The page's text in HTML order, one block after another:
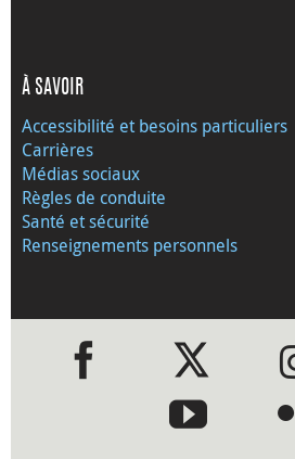
À SAVOIR
Accessibilité et besoins particuliers
Carrières
Médias sociaux
Règles de conduite
Santé et sécurité
Renseignements personnels
●